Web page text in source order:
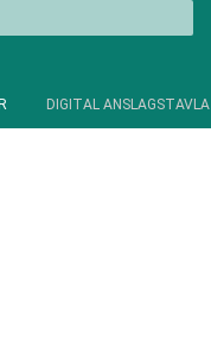
DIGITAL ANSLAGSTAVLA